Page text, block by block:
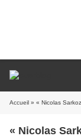
Accueil » « Nicolas
« Nicolas